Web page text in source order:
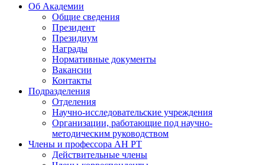
Об Академии
Общие сведения
Президент
Президиум
Награды
Нормативные документы
Вакансии
Контакты
Подразделения
Отделения
Научно-исследовательские учреждения
Организации, работающие под научно-
методическим руководством
Члены и профессора АН РТ
Действительные члены